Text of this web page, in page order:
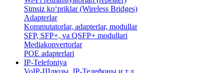
Simsiz ko‘priklar (Wireless Bridges)
Adapterlar
Kommutatorlar, adapterlar, modullar
SFP, SFP+, va QSFP+ modullari
Mediakonvertorlar
POE adapterlari
IP-Telefoniya
VoIP-Шлюзы, IP-Телефоны и т.д